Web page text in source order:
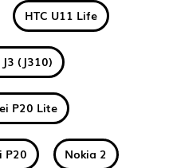
HTC U11 Life
(J310)
P20 Lite
P20 Nokia 2